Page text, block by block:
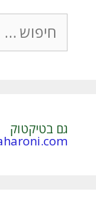
חיפוש:
גם בטיקטוק